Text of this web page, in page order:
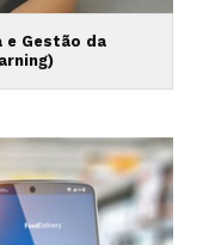
e Gestão da